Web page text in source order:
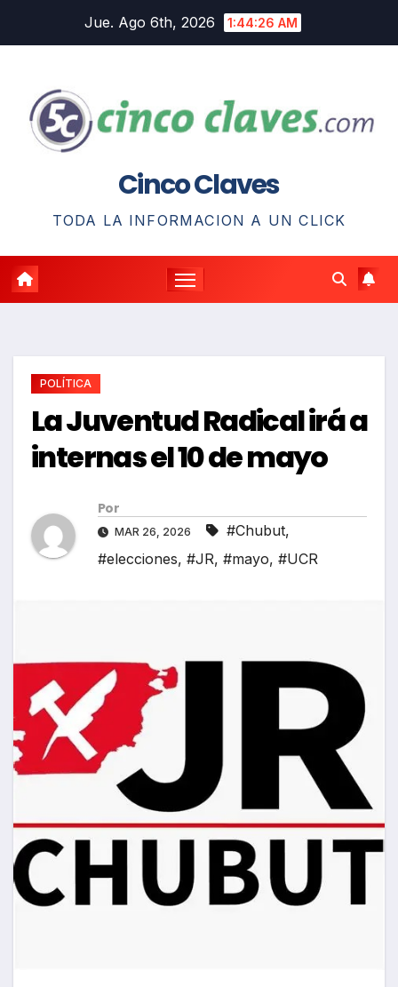
Jue. Ago 6th, 2026 1:44:27 AM
Cinco Claves
TODA LA INFORMACION A UN CLICK
POLÍTICA
La Juventud Radical irá a
internas el 10 de mayo
Por
MAR 26, 2026 #Chubut,
#elecciones, #JR, #mayo, #UCR